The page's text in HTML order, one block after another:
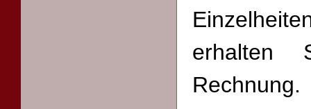
erhalten
Rechnung.